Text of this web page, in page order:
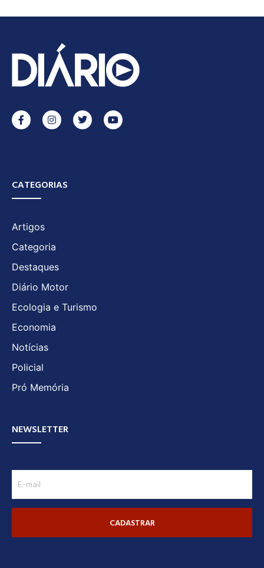
CATEGORIAS
Artigos
Categoria
Destaques
Diário Motor
Ecologia e Turismo
Economia
Notícias
Policial
Pró Memória
NEWSLETTER
CADASTRAR